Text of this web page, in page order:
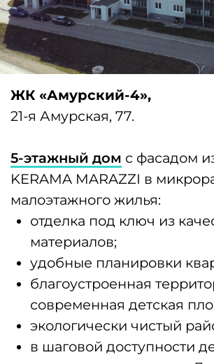
ЖК «Гармония жизни»,
ул. Б. Г. Шаронова, 27.
Кирпичный домпеременной
этажности в новом жилом комплексе:
отделка под ключ из качественных
материалов;
удобные планировки квартир;
благоустроенная территория и
в шаговой доступности: детский сад,
гипермаркеты «Лента» и OBI, «G-Drive
арена» ;
15 минут до центра города.